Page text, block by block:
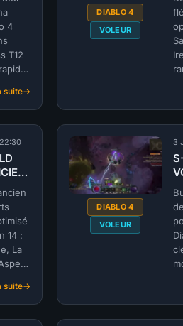
4
T12
suite
DIABLO 4
VOLEUR
14 :
La
suite
DIABLO 4
VOLEUR
3